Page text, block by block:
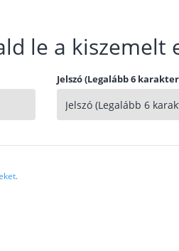
le a kiszemelt
Jelszó (Legalább 6
.